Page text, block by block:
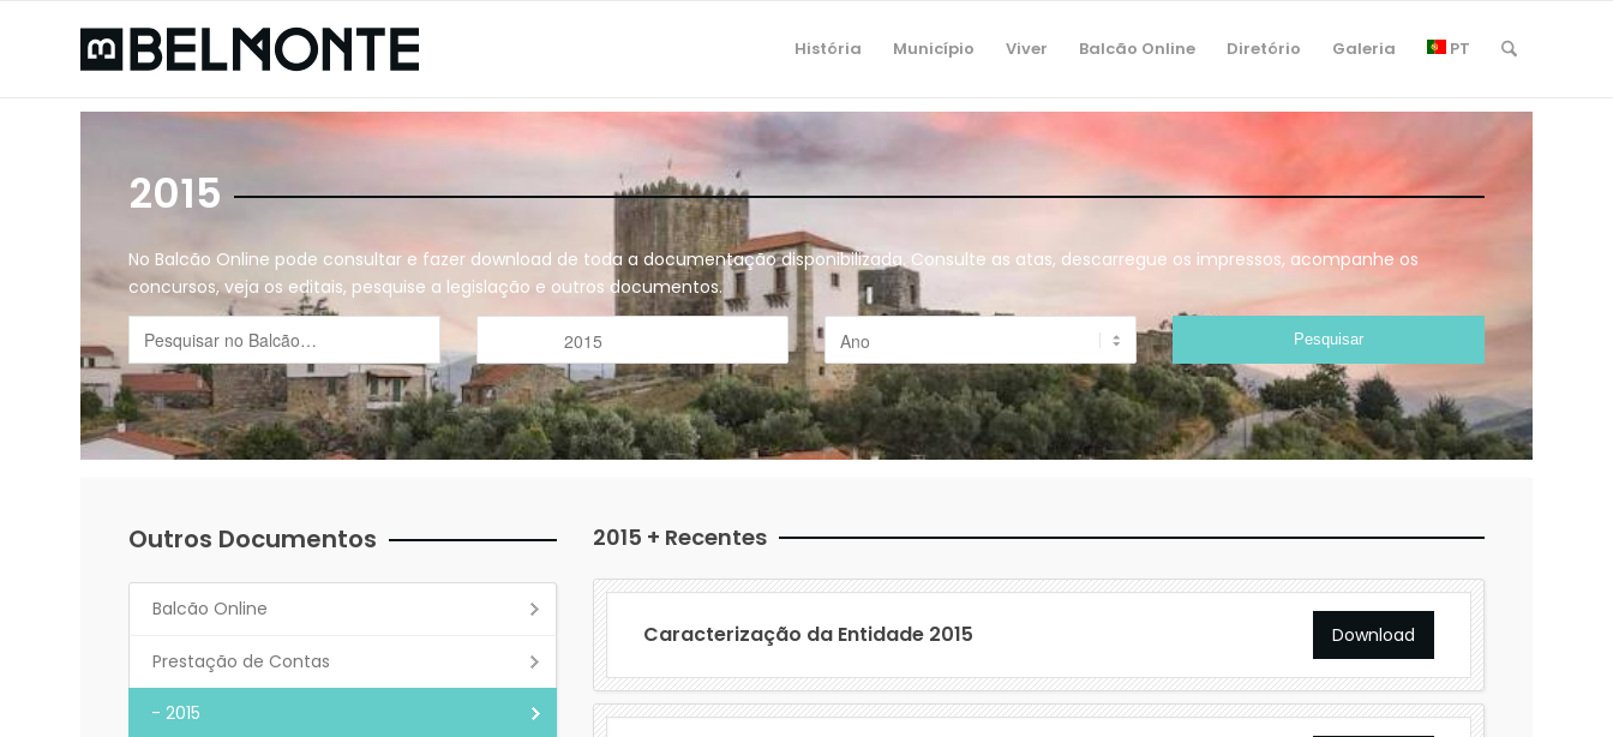
História Município Viver Balcão Online Diretório Galeria PT
2015
No Balcão Online pode consultar e fazer download de toda a documentação disponibilizada. Consulte as atas, descarregue os impressos, acompanhe os
concursos, veja os editais, pesquise a legislação e outros documentos.
Outros Documentos
Balcão Online
Prestação de Contas
- 2015
2015 + Recentes
Caracterização da Entidade 2015 Download